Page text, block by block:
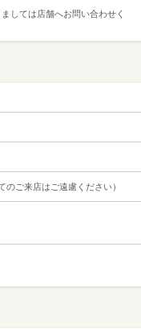
しては店舗へお問い合わせく
のご来店はご遠慮ください）